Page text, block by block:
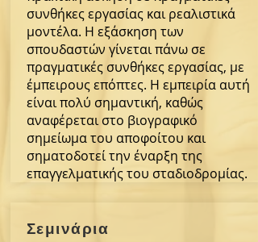
συνθήκες εργασίας και ρεαλιστικά
μοντέλα. Η εξάσκηση των
σπουδαστών γίνεται πάνω σε
πραγματικές συνθήκες εργασίας, με
έμπειρους επόπτες. Η εμπειρία αυτή
είναι πολύ σημαντική, καθώς
αναφέρεται στο βιογραφικό
σημείωμα του αποφοίτου και
σηματοδοτεί την έναρξη της
επαγγελματικής του σταδιοδρομίας.
Σεμινάρια